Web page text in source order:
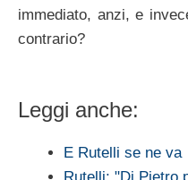
immediato, anzi, e
contrario?
Leggi anche:
E Rutelli se ne va